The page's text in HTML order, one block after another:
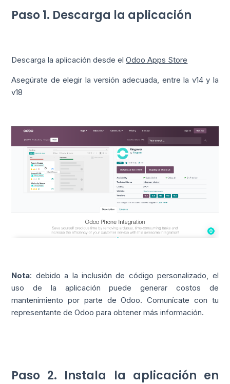
Paso 1. Descarga la aplicación
Descarga la aplicación desde elOdoo Apps Store
Asegúrate de elegir la versión adecuada, entre la v14 y la
v18
Nota: debido a la inclusión de código personalizado, el
uso de la aplicación puede generar costos de
mantenimiento por parte de Odoo. Comunícate con tu
representante de Odoo para obtener más información.
Paso 2. Instala la aplicación en